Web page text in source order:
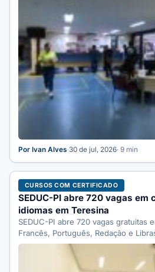
Por Ivan Alves·30 de jul, 2026· 9 min
CURSOS COM CERTIFICADO
SEDUC-PI abre 720 vagas
idiomas em Teresina
SEDUC-PI abre 720 vagas gratuitas
Francês, Português, Redação e
Línguas…